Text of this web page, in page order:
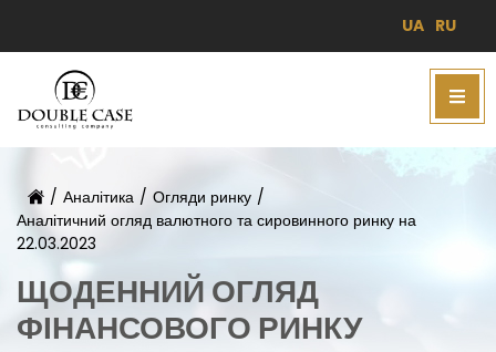
UA RU
/ Аналітика / Огляди ринку /
Аналітичний огляд валютного та сировинного ринку на
22.03.2023
ЩОДЕННИЙ ОГЛЯД
ФІНАНСОВОГО РИНКУ